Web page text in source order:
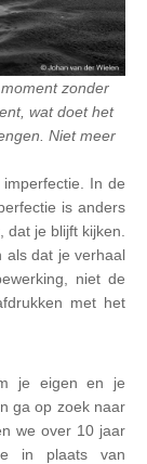
zonder
wat doet het
Niet meer
In de
is anders
je blijft kijken.
als dat je verhaal
niet de
met het
je eigen en je
ga op zoek naar
we over 10 jaar
in plaats van